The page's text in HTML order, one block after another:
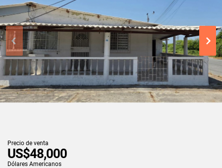
Precio de venta
US$48,000
Dólares Americanos